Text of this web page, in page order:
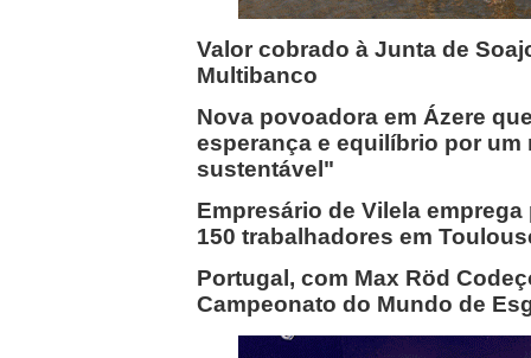
Valor cobrado à Junta de
Multibanco
Nova povoadora em Ázere
esperança e equilíbrio por um
sustentável"
Empresário de Vilela emprega
150 trabalhadores em
Portugal, com Max Röd
Campeonato do Mundo de